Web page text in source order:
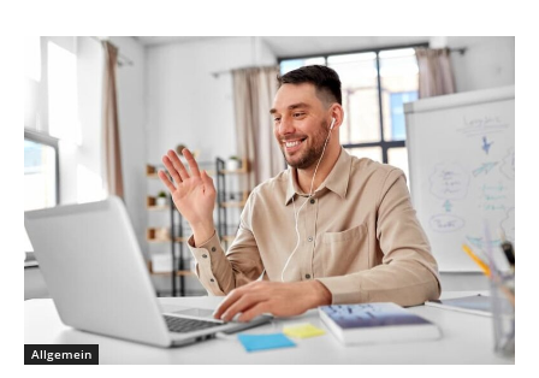
Allgemein